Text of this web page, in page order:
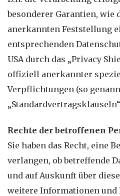
besonderer Garantien, wie
anerkannten Feststellung
entsprechenden
USA durch das „Privacy
offiziell anerkannter
Verpflichtungen (so
Rechte der betroffenen
Sie haben das Recht, eine
verlangen, ob betreffende
und auf Auskunft über
weitere Informationen und